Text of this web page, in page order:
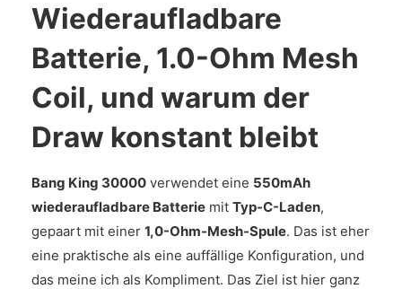
Wiederaufladbare
Batterie, 1.0-Ohm Mesh
Coil, und warum der
Draw konstant bleibt
Bang King 30000 verwendet eine 550mAh
wiederaufladbare Batterie mit Typ-C-Laden,
gepaart mit einer 1,0-Ohm-Mesh-Spule. Das ist eher
eine praktische als eine auffällige Konfiguration, und
das meine ich als Kompliment. Das Ziel ist hier ganz